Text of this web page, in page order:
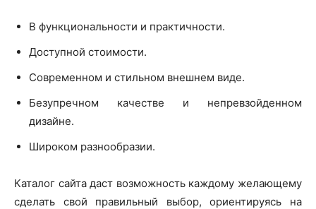
В функциональности и практичности.
Доступной стоимости.
Современном и стильном внешнем виде.
Безупречном качестве и непревзойденном
дизайне.
Широком разнообразии.
Каталог сайта даст возможность каждому желающему
сделать свой правильный выбор, ориентируясь на